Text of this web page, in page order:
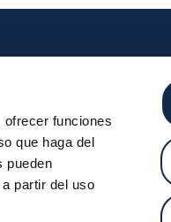
funciones
que haga del
pueden
partir del uso
Credit Transfers
RTP
About the SDA